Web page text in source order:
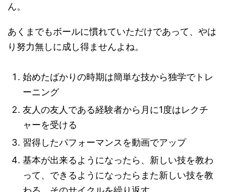
ん。
あくまでもボールに慣れていただけであって、やは
り努力無しに成し得ませんよね。
始めたばかりの時期は簡単な技から独学でトレ
ーニング
友人の友人である経験者から月に1度はレクチ
ャーを受ける
習得したパフォーマンスを動画でアップ
基本が出来るようになったら、新しい技を教わ
って、できるようになったらまた新しい技を教